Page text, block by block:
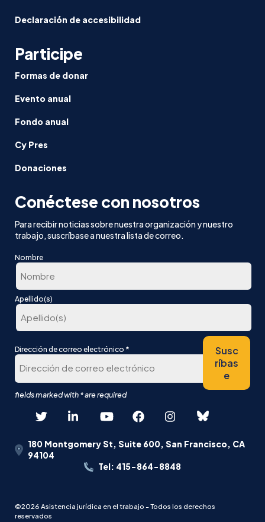
Declaración de accesibilidad
Participe
Formas de donar
Evento anual
Fondo anual
Cy Pres
Donaciones
Conéctese con nosotros
Para recibir noticias sobre nuestra organización y nuestro
trabajo, suscríbase a nuestra lista de correo.
Nombre
En
lugar
Apellido(s)
Dirección de correo electrónico *
Susc
ríbas
e
180 Montgomery St, Suite 600, San Francisco, CA
94104
Tel: 415-864-8848
©2026 Asistencia jurídica en el trabajo - Todos los derechos
reservados